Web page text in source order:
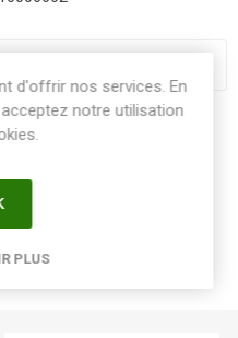
d'offrir nos services. En
notre utilisation
PLUS